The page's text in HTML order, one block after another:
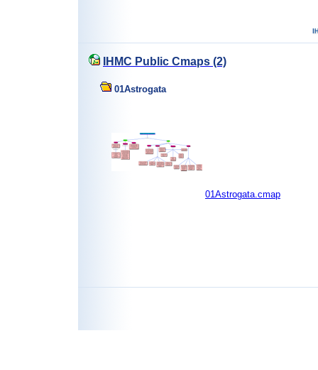
IHMC Public Cmaps (2)
01Astrogata
01Astrogata.cmap